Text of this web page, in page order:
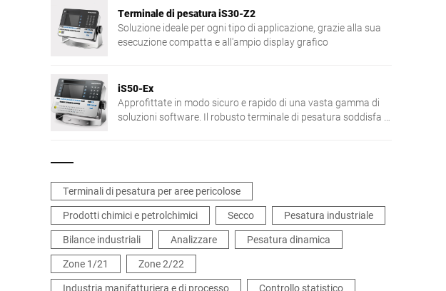
Uno dei numerosi vantaggi del terminale iS25-Ex facilmente
integrabile.
Terminale di pesatura iS30-Z2
Soluzione ideale per ogni tipo di applicazione, grazie alla sua
esecuzione compatta e all'ampio display grafico
iS50-Ex
Approfittate in modo sicuro e rapido di una vasta gamma di
soluzioni software. Il robusto terminale di pesatura soddisfa in
Terminali di pesatura per aree pericolose
Prodotti chimici e petrolchimici
Secco
Pesatura industriale
Bilance industriali
Analizzare
Pesatura dinamica
Zone 1/21
Zone 2/22
Industria manifatturiera e di processo
Controllo statistico